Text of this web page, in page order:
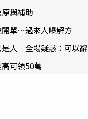
與補助
單…過來人曝解方
人 全場疑惑：可以辭
可領50萬